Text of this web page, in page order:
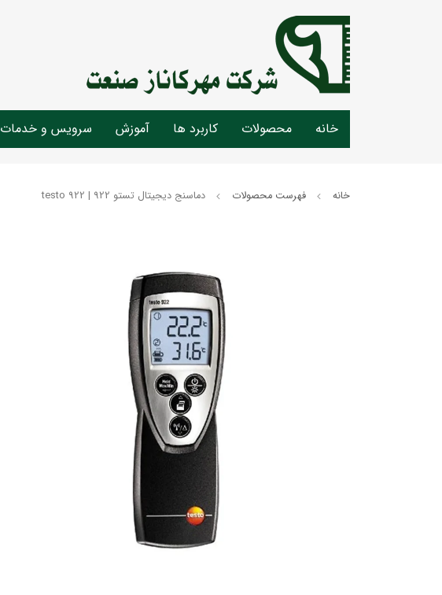
خانه محصولات کاربرد ها آموزش سرویس و خدمات
خانه فهرست محصولات دماسنج دیجیتال تستو testo 922 | 922